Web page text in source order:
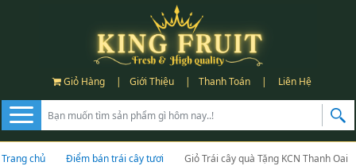
Giỏ Hàng | Giới Thiệu | Thanh Toán | Liên Hệ
Trang chủ Điểm bán trái cây tươi
Giỏ Trái cây quà Tặng KCN Thanh Oai